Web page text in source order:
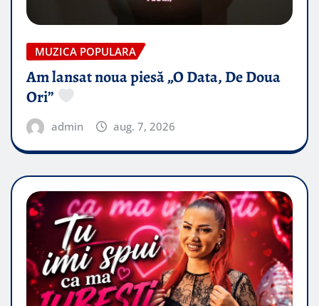
MUZICA POPULARA
Am lansat noua piesă „O Data, De Doua
Ori”
admin aug. 7, 2026